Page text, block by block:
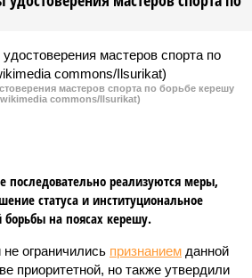
мастеров спорта по борьбе керешу
commons/Ilsurikat)
последовательно реализуются меры,
статуса и институциональное
на поясах керешу.
ограничились признанием данной
приоритетной, но также утвердили